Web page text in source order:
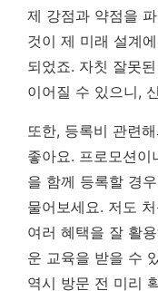
제 강점과 약점을
것이 제 미래 설계
되었죠. 자칫 잘못
이어질 수 있으니,
또한, 등록비 관련
좋아요. 프로모션
을 함께 등록할 경
물어보세요. 저도
여러 혜택을 잘 활
운 교육을 받을 수
역시 방문 전 미리